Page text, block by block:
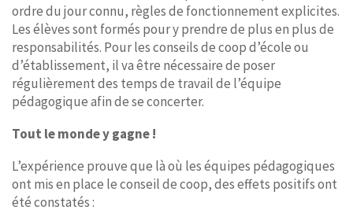
ordre du jour connu, règles de fonctionnement explicites.
Les élèves sont formés pour y prendre de plus en plus de
responsabilités. Pour les conseils de coop d’école ou
d’établissement, il va être nécessaire de poser
régulièrement des temps de travail de l’équipe
pédagogique afin de se concerter.
Tout le monde y gagne !
L’expérience prouve que là où les équipes pédagogiques
ont mis en place le conseil de coop, des effets positifs ont
été constatés :